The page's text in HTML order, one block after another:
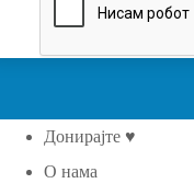
Донирајте ♥
О нама